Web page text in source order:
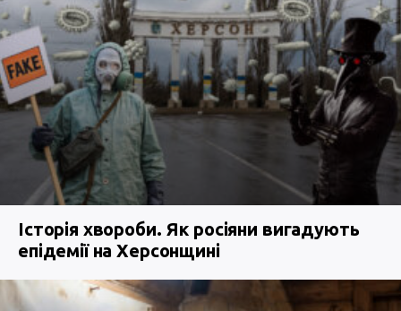
Історія хвороби. Як росіяни вигадують
епідемії на Херсонщині